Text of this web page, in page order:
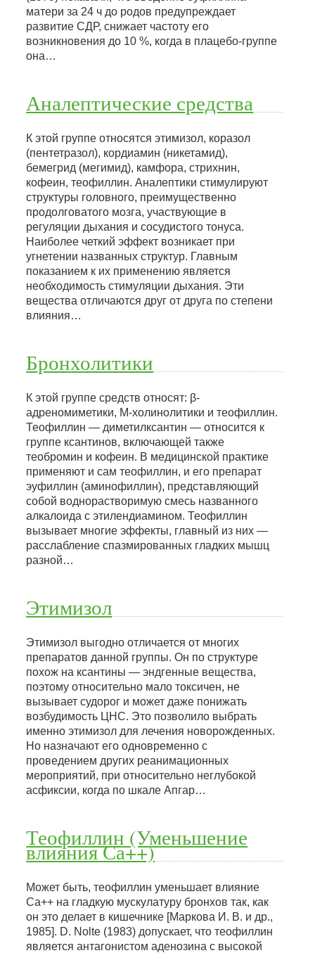
матери за 24 ч до родов предупреждает
развитие СДР, снижает частоту его
возникновения до 10 %, когда в плацебо-группе
она…
Аналептические средства
К этой группе относятся этимизол, коразол
(пентетразол), кордиамин (никетамид),
бемегрид (мегимид), камфора, стрихнин,
кофеин, теофиллин. Аналептики стимулируют
структуры головного, преимущественно
продолговатого мозга, участвующие в
регуляции дыхания и сосудистого тонуса.
Наиболее четкий эффект возникает при
угнетении названных структур. Главным
показанием к их применению является
необходимость стимуляции дыхания. Эти
вещества отличаются друг от друга по степени
влияния…
Бронхолитики
К этой группе средств относят: β-
адреномиметики, М-холинолитики и теофиллин.
Теофиллин — диметилксантин — относится к
группе ксантинов, включающей также
теобромин и кофеин. В медицинской практике
применяют и сам теофиллин, и его препарат
эуфиллин (аминофиллин), представляющий
собой воднорастворимую смесь названного
алкалоида с этилендиамином. Теофиллин
вызывает многие эффекты, главный из них —
расслабление спазмированных гладких мышц
разной…
Этимизол
Этимизол выгодно отличается от многих
препаратов данной группы. Он по структуре
похож на ксантины — эндгенные вещества,
поэтому относительно мало токсичен, не
вызывает судорог и может даже понижать
возбудимость ЦНС. Это позволило выбрать
именно этимизол для лечения новорожденных.
Но назначают его одновременно с
проведением других реанимационных
мероприятий, при относительно неглубокой
асфиксии, когда по шкале Апгар…
Теофиллин (Уменьшение
влияния Са++)
Может быть, теофиллин уменьшает влияние
Са++ на гладкую мускулатуру бронхов так, как
он это делает в кишечнике [Маркова И. В. и др.,
1985]. D. Nolte (1983) допускает, что теофиллин
является антагонистом аденозина с высокой